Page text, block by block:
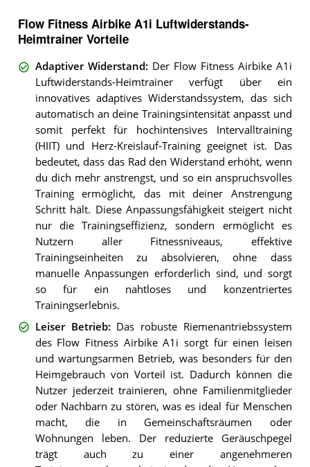
Flow Fitness Airbike A1i Luftwiderstands-
Heimtrainer Vorteile
Adaptiver Widerstand: Der Flow Fitness Airbike A1i
Luftwiderstands-Heimtrainer verfügt über ein
innovatives adaptives Widerstandssystem, das sich
automatisch an deine Trainingsintensität anpasst und
somit perfekt für hochintensives Intervalltraining
(HIIT) und Herz-Kreislauf-Training geeignet ist. Das
bedeutet, dass das Rad den Widerstand erhöht, wenn
du dich mehr anstrengst, und so ein anspruchsvolles
Training ermöglicht, das mit deiner Anstrengung
Schritt hält. Diese Anpassungsfähigkeit steigert nicht
nur die Trainingseffizienz, sondern ermöglicht es
Nutzern aller Fitnessniveaus, effektive
Trainingseinheiten zu absolvieren, ohne dass
manuelle Anpassungen erforderlich sind, und sorgt
so für ein nahtloses und konzentriertes
Trainingserlebnis.
Leiser Betrieb: Das robuste Riemenantriebssystem
des Flow Fitness Airbike A1i sorgt für einen leisen
und wartungsarmen Betrieb, was besonders für den
Heimgebrauch von Vorteil ist. Dadurch können die
Nutzer jederzeit trainieren, ohne Familienmitglieder
oder Nachbarn zu stören, was es ideal für Menschen
macht, die in Gemeinschaftsräumen oder
Wohnungen leben. Der reduzierte Geräuschpegel
trägt auch zu einer angenehmeren